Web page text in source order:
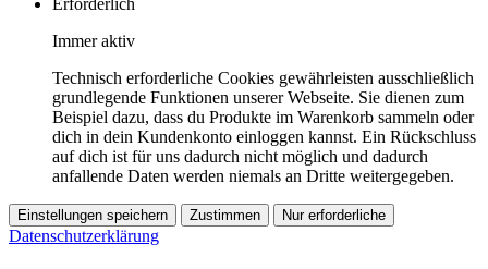
Immer aktiv
Technisch erforderliche Cookies gewährleisten ausschließlich
grundlegende Funktionen unserer Webseite. Sie dienen zum
Beispiel dazu, dass du Produkte im Warenkorb sammeln oder
dich in dein Kundenkonto einloggen kannst. Ein Rückschluss
auf dich ist für uns dadurch nicht möglich und dadurch
anfallende Daten werden niemals an Dritte weitergegeben.
Einstellungen speichern Zustimmen Nur erforderliche
Datenschutzerklärung